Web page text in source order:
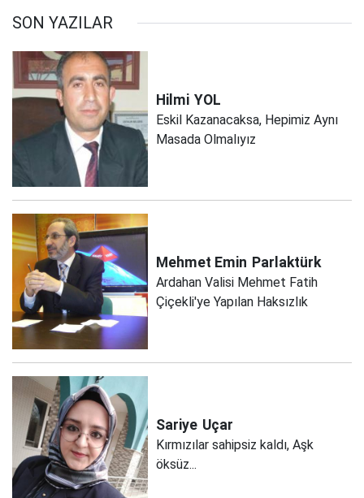
SON YAZILAR
Hilmi YOL
Eskil Kazanacaksa, Hepimiz Aynı
Masada Olmalıyız
Mehmet Emin Parlaktürk
Ardahan Valisi Mehmet Fatih
Çiçekli'ye Yapılan Haksızlık
Sariye Uçar
Kırmızılar sahipsiz kaldı, Aşk
öksüz...